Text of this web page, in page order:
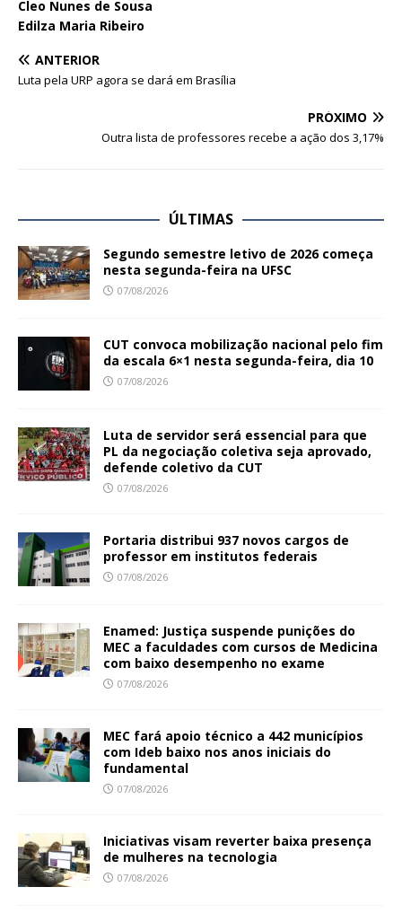
Cleo Nunes de Sousa
Edilza Maria Ribeiro
ANTERIOR
Luta pela URP agora se dará em Brasília
PRÓXIMO
Outra lista de professores recebe a ação dos 3,17%
ÚLTIMAS
Segundo semestre letivo de 2026 começa
nesta segunda-feira na UFSC
07/08/2026
CUT convoca mobilização nacional pelo fim
da escala 6×1 nesta segunda-feira, dia 10
07/08/2026
Luta de servidor será essencial para que
PL da negociação coletiva seja aprovado,
defende coletivo da CUT
07/08/2026
Portaria distribui 937 novos cargos de
professor em institutos federais
07/08/2026
Enamed: Justiça suspende punições do
MEC a faculdades com cursos de Medicina
com baixo desempenho no exame
07/08/2026
MEC fará apoio técnico a 442 municípios
com Ideb baixo nos anos iniciais do
fundamental
07/08/2026
Iniciativas visam reverter baixa presença
de mulheres na tecnologia
07/08/2026